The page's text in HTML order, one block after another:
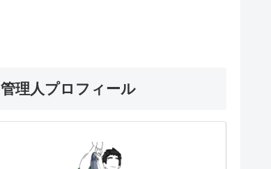
管理人プロフィール